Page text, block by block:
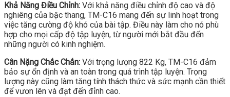
Khả Năng Điều Chỉnh: Với khả năng điều chỉnh độ cao và độ
nghiêng của bậc thang, TM-C16 mang đến sự linh hoạt trong
việc tăng cường độ khó của bài tập. Điều này làm cho nó phù
hợp cho mọi cấp độ tập luyện, từ người mới bắt đầu đến
những người có kinh nghiệm.
Cân Nặng Chắc Chắn: Với trọng lượng 822 Kg, TM-C16 đảm
bảo sự ổn định và an toàn trong quá trình tập luyện. Trọng
lượng này cũng làm tăng tính thách thức và sức mạnh cần thiết
để vươn lên và đạt đến đỉnh cao.